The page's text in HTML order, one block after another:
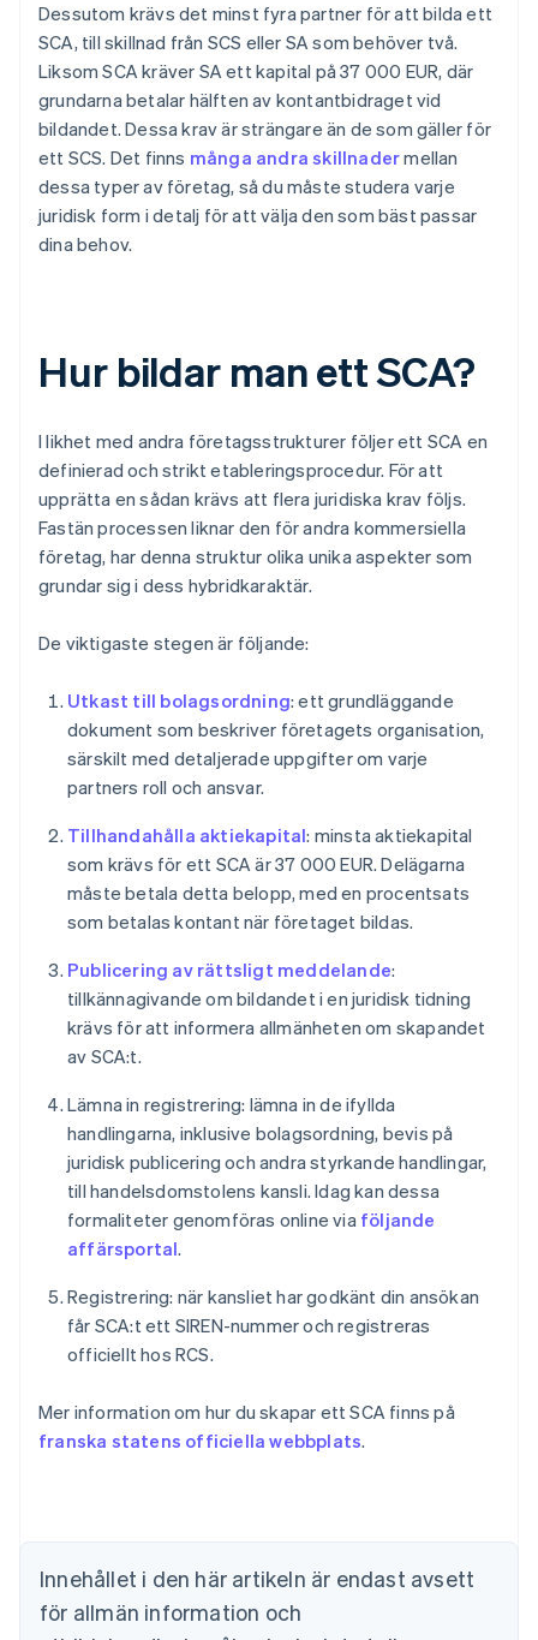
Dessutom krävs det minst fyra partner för att bilda ett
SCA, till skillnad från SCS eller SA som behöver två.
Liksom SCA kräver SA ett kapital på 37 000 EUR, där
grundarna betalar hälften av kontantbidraget vid
bildandet. Dessa krav är strängare än de som gäller för
ett SCS. Det finns många andra skillnadermellan
dessa typer av företag, så du måste studera varje
juridisk form i detalj för att välja den som bäst passar
dina behov.
Hur bildar man ett SCA?
I likhet med andra företagsstrukturer följer ett SCA en
definierad och strikt etableringsprocedur. För att
upprätta en sådan krävs att flera juridiska krav följs.
Fastän processen liknar den för andra kommersiella
företag, har denna struktur olika unika aspekter som
grundar sig i dess hybridkaraktär.
De viktigaste stegen är följande:
Utkast till bolagsordning: ett grundläggande
dokument som beskriver företagets organisation,
särskilt med detaljerade uppgifter om varje
partners roll och ansvar.
Tillhandahålla aktiekapital: minsta aktiekapital
som krävs för ett SCA är 37 000 EUR. Delägarna
måste betala detta belopp, med en procentsats
som betalas kontant när företaget bildas.
Publicering av rättsligt meddelande:
tillkännagivande om bildandet i en juridisk tidning
krävs för att informera allmänheten om skapandet
av SCA:t.
Lämna in registrering: lämna in de ifyllda
handlingarna, inklusive bolagsordning, bevis på
juridisk publicering och andra styrkande handlingar,
till handelsdomstolens kansli. Idag kan dessa
formaliteter genomföras online via följande
affärsportal.
Registrering: när kansliet har godkänt din ansökan
får SCA:t ett SIREN-nummer och registreras
officiellt hos RCS.
Mer information om hur du skapar ett SCA finns på
franska statens officiella webbplats.
Innehållet i den här artikeln är endast avsett
för allmän information och
Australien
English
PortuguêsEnglish
Bulgarien
English
Cypern